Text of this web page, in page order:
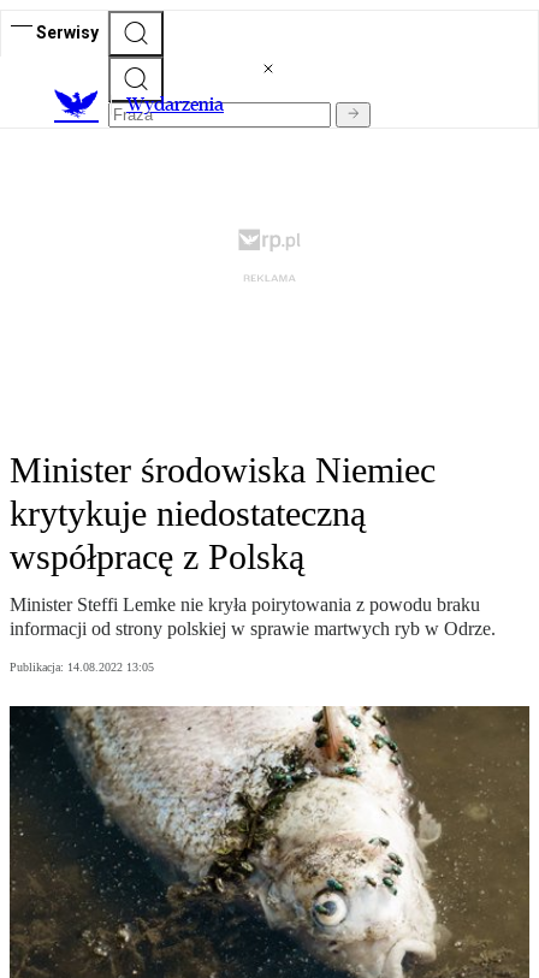
Serwisy
Wydarzenia
Minister środowiska Niemiec
krytykuje niedostateczną
współpracę z Polską
Minister Steffi Lemke nie kryła poirytowania z powodu braku
informacji od strony polskiej w sprawie martwych ryb w Odrze.
Publikacja: 14.08.2022 13:05